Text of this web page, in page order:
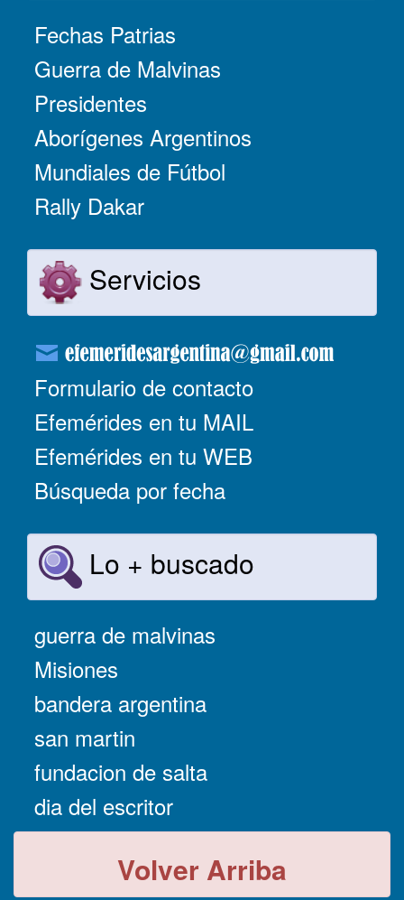
Fechas Patrias
Guerra de Malvinas
Presidentes
Aborígenes Argentinos
Mundiales de Fútbol
Rally Dakar
Servicios
Formulario de contacto
Efemérides en tu MAIL
Efemérides en tu WEB
Búsqueda por fecha
Lo + buscado
guerra de malvinas
Misiones
bandera argentina
san martin
fundacion de salta
dia del escritor
Volver Arriba